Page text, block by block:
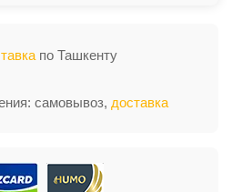
по Ташкенту
самовывоз, доставка